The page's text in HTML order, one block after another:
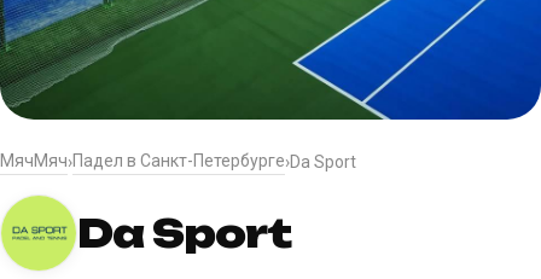
МячМяч›Падел в Санкт-Петербурге›Da Sport
Da Sport